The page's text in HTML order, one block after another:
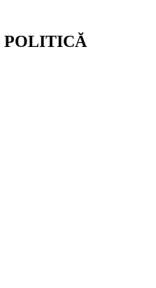
POLITICĂ